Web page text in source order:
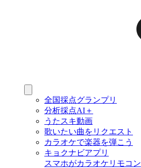
全国採点グランプリ
分析採点AI＋
うたスキ動画
歌いたい曲をリクエスト
カラオケで楽器を弾こう
キョクナビアプリ
スマホがカラオケリモコン